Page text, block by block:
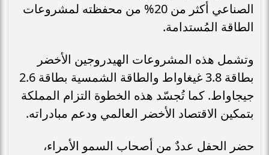
الصناعي أكثر من 20% من محفظته لمشروعات
الطاقة المُستدامة.
وتشمل هذه المشروعات الهيدروجين الأخضر
بطاقة 3.8 غيغاواط والطاقة الشمسية بطاقة 2.6
جيجاواط. كما تُجسّد هذه الخطوة التزام المملكة
بتمكين الاقتصاد الأخضر العالمي ودعم مبادراته.
حضر الحفل عددٌ من أصحاب السمو الأمراء،